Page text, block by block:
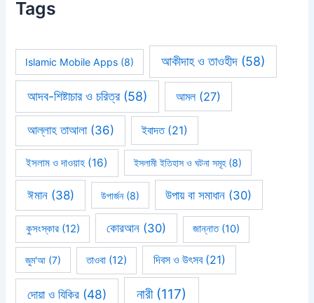
Tags
Islamic Mobile Apps (8) আকীদাহ ও তাওহীদ(58)
আদব-শিষ্টাচার ও চরিত্র(58) আমল(27)
আল্লাহ তাআলা(36) ইবাদত(21)
ইসলাম ও দাওয়াহ (16) ইসলামী ইতিহাস ও ঘটনা সমূহ(8)
ঈমান(38) উপার্জন(8) উপায় বা সমাধান (30)
কুসংস্কার(12) কোরআন (30) জান্নাত(10)
জুম'আ (7) তাওবা (12) দিবস ও উৎসব(21)
দোয়া ও যিকির (48) নারী(117)